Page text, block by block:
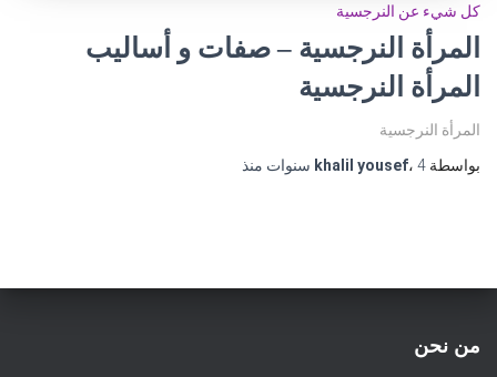
كل شيء عن النرجسية
المرأة النرجسية – صفات و أساليب
المرأة النرجسية
المرأة النرجسية
بواسطة
khalil yousef، 4 سنوات منذ
من نحن